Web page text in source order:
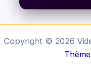
Copyright © 2026